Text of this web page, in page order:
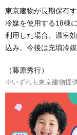
東京建物が長期保有
冷媒を使用する18棟
利用した場合、温室
込み。今後は充填冷
（藤原秀行）
※いずれも東京建物提